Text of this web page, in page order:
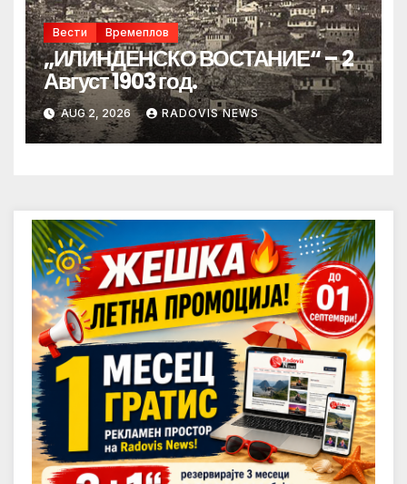
Вести Времеплов
„ИЛИНДЕНСКО ВОСТАНИЕ“ – 2
Август 1903 год.
AUG 2, 2026 RADOVIS NEWS